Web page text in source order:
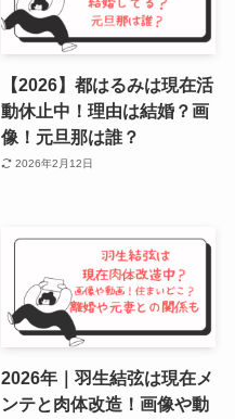
【2026】都はるみは現在活
動休止中！理由は結婚？画
像！元旦那は誰？
2026年2月12日
2026年｜羽生結弦は現在メ
ンテと肉体改造！画像や動